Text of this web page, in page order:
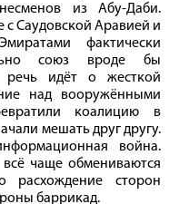
из Абу-Даби.
с Саудовской Аравией и
фактически
союз вроде бы
речь идёт о жесткой
над вооружёнными
коалицию в
мешать друг другу.
война.
чаще обмениваются
расхождение сторон
баррикад.